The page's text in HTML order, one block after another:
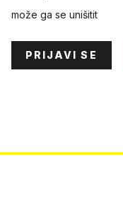
može ga se unišitit
PRIJAVI SE